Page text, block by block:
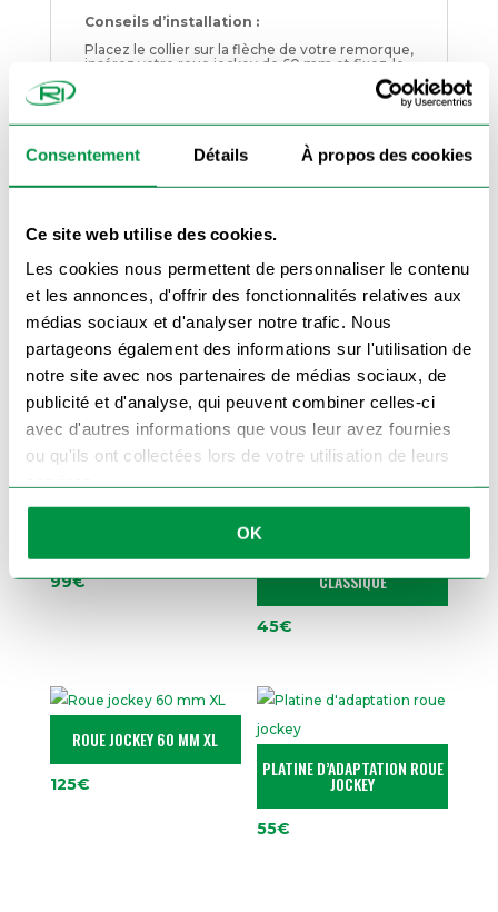
Consentement Détails À propos des cookies
Ce site web utilise des cookies.
Les cookies nous permettent de personnaliser le contenu
et les annonces, d'offrir des fonctionnalités relatives aux
médias sociaux et d'analyser notre trafic. Nous
partageons également des informations sur l'utilisation de
notre site avec nos partenaires de médias sociaux, de
publicité et d'analyse, qui peuvent combiner celles-ci
avec d'autres informations que vous leur avez fournies
ou qu'ils ont collectées lors de votre utilisation de leurs
services.
OK
Conseils d’installation :
Placez le collier sur la flèche de votre remorque,
insérez votre roue jockey de 60 mm et fixez-le
solidement à l’aide de boulons pour un maintien
optimal. Vérifiez régulièrement le serrage afin
déplacements.
Besoin d’un collier pour un diamètre
différent ?
Découvrez notre
collier à
petite taille.
professionnel du transport, ce collier à boulonner
sécuriser votre roue jockey et garantir une
meilleure maniabilité de votre remorque.
Commandez dès maintenant votre collier à
boulonner 60 mmet profitez d’une fixation
Produits similaires
99€
ROUE JOCKEY 48 MM
CLASSIQUE
45€
ROUE JOCKEY 60 MM XL
125€
PLATINE D’ADAPTATION ROUE
JOCKEY
55€